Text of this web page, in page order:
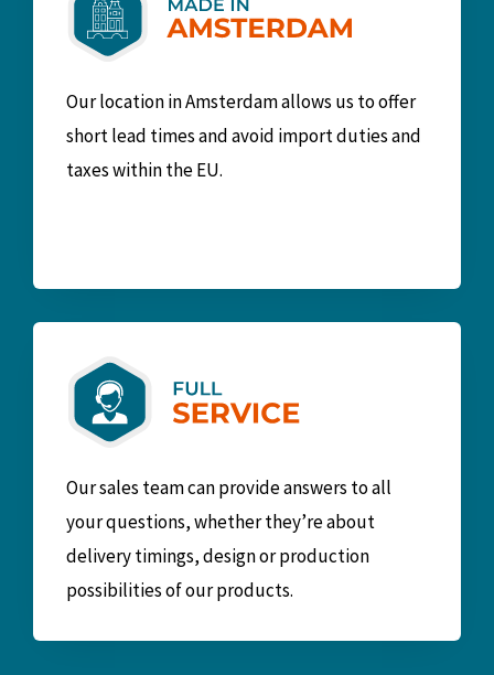
Our location in Amsterdam allows us to offer
short lead times and avoid import duties and
taxes within the EU.
Our sales team can provide answers to all
your questions, whether they’re about
delivery timings, design or production
possibilities of our products.